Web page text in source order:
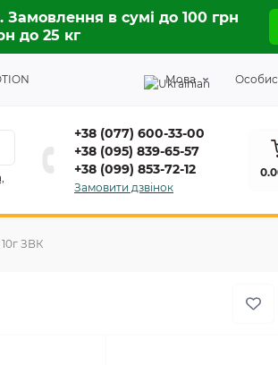
в сумі до 100 грн
до 25 кг
Мова
+38 (077) 600-33-00
+38 (095) 839-65-57
+38 (099) 853-72-12
Замовити дзвінок
ЗВК